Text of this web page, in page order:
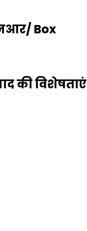
/ Box
की विशेषताएं